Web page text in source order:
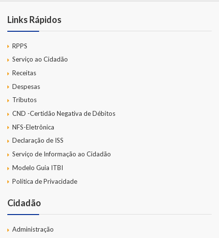
Links Rápidos
RPPS
Serviço ao Cidadão
Receitas
Despesas
Tributos
CND -Certidão Negativa de Débitos
NFS-Eletrônica
Declaração de ISS
Serviço de Informação ao Cidadão
Modelo Guia ITBI
Política de Privacidade
Cidadão
Administração